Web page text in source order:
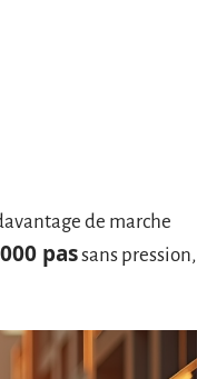
de marche
passans pression,